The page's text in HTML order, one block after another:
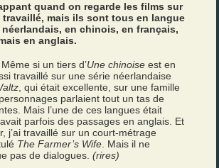
quand on regarde les films sur
travaillé, mais ils sont tous en langue
en chinois, en français,
en anglais.
si un tiers d’Une chinoise est en
travaillé sur une série néerlandaise
, qui était excellente, sur une famille
parlaient tout un tas de
Mais l’une de ces langues était
parfois des passages en anglais. Et
j’ai travaillé sur un court-métrage
The Farmer’s Wife. Mais il ne
pas de dialogues.(rires)